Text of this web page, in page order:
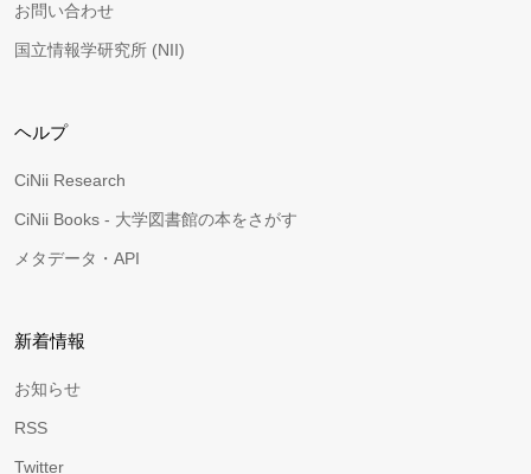
お問い合わせ
国立情報学研究所 (NII)
ヘルプ
CiNii Research
CiNii Books - 大学図書館の本をさがす
メタデータ・API
新着情報
お知らせ
RSS
Twitter